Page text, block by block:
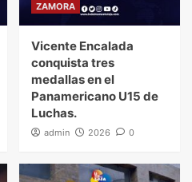
ZAMORA
Vicente Encalada
conquista tres
medallas en el
Panamericano U15 de
Luchas.
admin 2026 0